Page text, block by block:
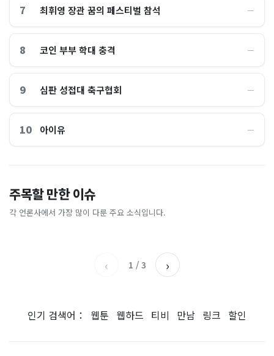
7 최휘영 장관 꿈의 페스티벌 참석 ―
8 코인 부부 학대 충격 ―
9 심판 성접대 축구협회 ―
10 아이유 ―
주목할 만한 이슈
각 언론사에서 가장 많이 다룬 주요 소식입니다.
이 대통령 사관학교 통합 발언
에…“서울대 법대·충암고도
없애나”
채널A
라 출렁이는 日증시
아시아경제
총리 영상에 "대체 뭐냐" 발
칵‥日 배우도 "미친 짓"
실체, 은밀하게…[중국나라]
‹ 1 / 3 ›
인기 검색어： 웹툰 웹하드 티비 만남 링크 할인